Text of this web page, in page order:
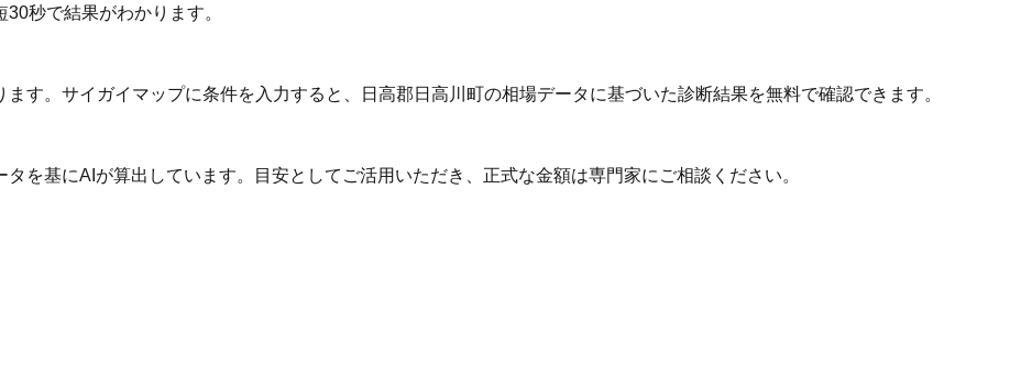
秒で結果がわかります。
す。サイガイマップに条件を入力すると、日高郡日高川町の相場データに基づいた診断結果を無料で確認できます。
を基にAIが算出しています。目安としてご活用いただき、正式な金額は専門家にご相談ください。